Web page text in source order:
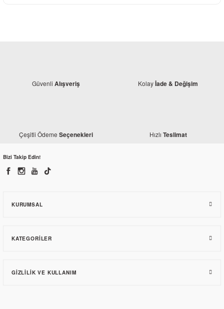
Güvenli Alışveriş Kolayİade & Değişim
Çeşitli Ödeme Seçenekleri Hızlı Teslimat
Bizi Takip Edin!
KURUMSAL
KATEGORILER
GIZLILIK VE KULLANIM